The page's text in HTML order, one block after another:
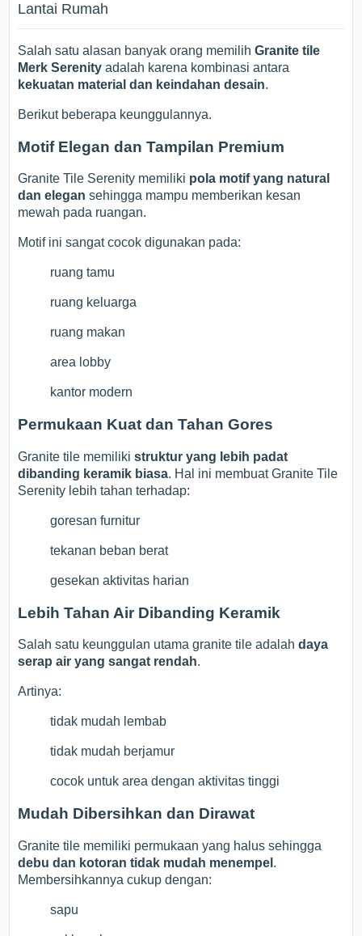
Lantai Rumah
Salah satu alasan banyak orang memilihGranite tile
Merk Serenity adalah karena kombinasi antara
kekuatan material dan keindahan desain.
Berikut beberapa keunggulannya.
Motif Elegan dan Tampilan Premium
Granite Tile Serenity memiliki pola motif yang natural
dan elegan sehingga mampu memberikan kesan
mewah pada ruangan.
Motif ini sangat cocok digunakan pada:
ruang tamu
ruang keluarga
ruang makan
area lobby
kantor modern
Permukaan Kuat dan Tahan Gores
Granite tile memilikistruktur yang lebih padat
dibanding keramik biasa. Hal ini membuat Granite Tile
Serenity lebih tahan terhadap:
goresan furnitur
tekanan beban berat
gesekan aktivitas harian
Lebih Tahan Air Dibanding Keramik
Salah satu keunggulan utama granite tile adalahdaya
serap air yang sangat rendah.
Artinya:
tidak mudah lembab
tidak mudah berjamur
cocok untuk area dengan aktivitas tinggi
Mudah Dibersihkan dan Dirawat
Granite tile memiliki permukaan yang halus sehingga
debu dan kotoran tidak mudah menempel .
Membersihkannya cukup dengan:
sapu